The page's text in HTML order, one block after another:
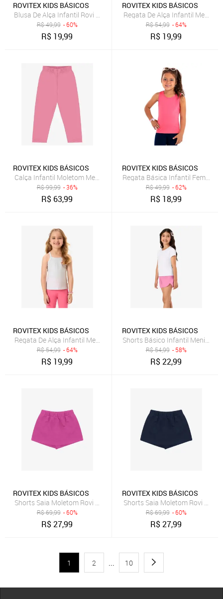
ROVITEX KIDS BÁSICOS
Blusa De Alça Infantil Rovi Kids Azul
R$49,99 - 60%
R$ 19,99
ROVITEX KIDS BÁSICOS
Regata De Alça Infantil Menina
R$54,99 - 64%
R$ 19,99
ROVITEX KIDS BÁSICOS
Calça Infantil Moletom Menina Rovi Kids Rosa
R$99,99 - 36%
R$ 63,99
ROVITEX KIDS BÁSICOS
Regata Básica Infantil Feminina
R$49,99 - 62%
R$ 18,99
ROVITEX KIDS BÁSICOS
Regata De Alça Infantil Menina Rovi Kids Bege
R$54,99 - 64%
R$ 19,99
ROVITEX KIDS BÁSICOS
Shorts Básico Infantil Menina
R$54,99 - 58%
R$22,99
ROVITEX KIDS BÁSICOS
Shorts Saia Moletom Rovi Kids Rosa
R$69,99 - 60%
R$27,99
ROVITEX KIDS BÁSICOS
Shorts Saia Moletom Rovi Kids
R$69,99 - 60%
R$27,99
1 2 ... 10